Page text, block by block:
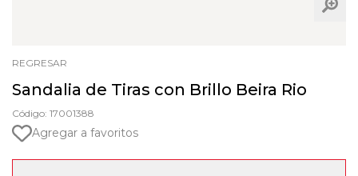
REGRESAR
Sandalia de Tiras con Brillo Beira Rio
Código: 17001388
Agregar a favoritos